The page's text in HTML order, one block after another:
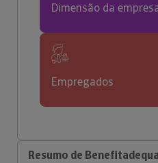
Dimensão da
Empregados
Resumo de